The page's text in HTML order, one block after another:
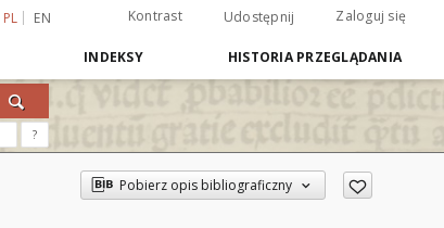
PL EN Kontrast Udostępnij Zaloguj się
INDEKSY HISTORIA PRZEGLĄDANIA
?
Pobierz opis bibliograficzny